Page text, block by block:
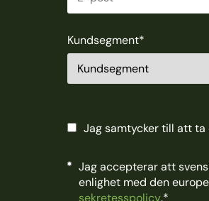
Kundsegment*
Jag samtycker till att ta
Jag accepterar att
enlighet med den
sekretesspolicy.*